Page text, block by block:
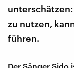
unterschätzen:
zu nutzen,
führen.
Der Sänger Sido